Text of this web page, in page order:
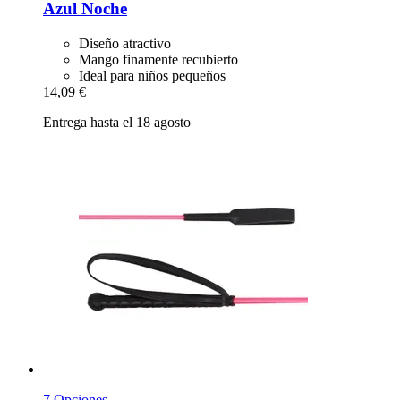
Azul Noche
Diseño atractivo
Mango finamente recubierto
Ideal para niños pequeños
14,09 €
Entrega hasta el 18 agosto